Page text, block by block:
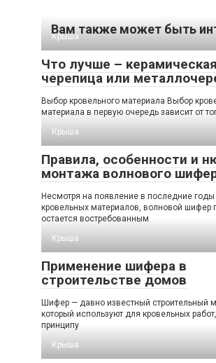
Вам также может быть
Крыша
Что лучше – керамическая
черепица или
Выбор кровельного материала Выбор
материала в первую очередь зависит от
Крыша
Правила, особенности и
монтажа волнового
Несмотря на появление в последние
кровельных материалов, волновой шифер
остается востребованным
Крыша
Применение шифера в
строительстве домов
Шифер — давно известный строительный
который используют для кровельных
принципу
Крыша